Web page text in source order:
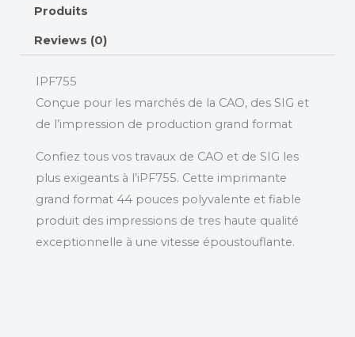
Produits
Reviews (0)
IPF755
Conçue pour les marchés de la CAO, des SIG et
de l’impression de production grand format
Confiez tous vos travaux de CAO et de SIG les
plus exigeants à l’iPF755. Cette imprimante
grand format 44 pouces polyvalente et fiable
produit des impressions de tres haute qualité
exceptionnelle à une vitesse époustouflante.